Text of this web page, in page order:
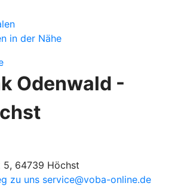
in der Nähe
Odenwald -
5, 64739 Höchst
zu uns service@voba-online.de